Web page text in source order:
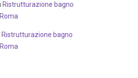
Ristrutturazione bagno
Ristrutturazione bagno